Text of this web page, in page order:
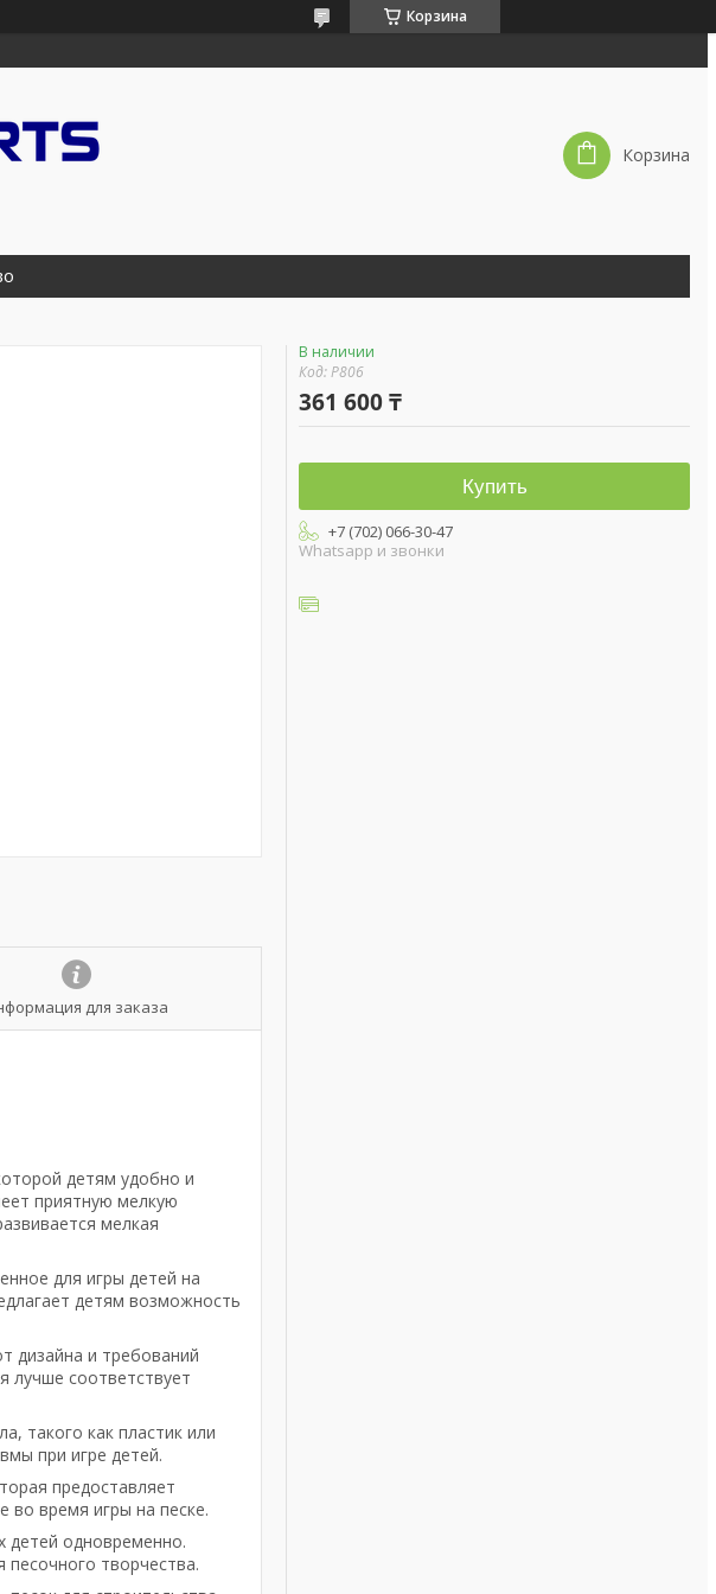
Корзина
Корзина
для заказа
детям удобно и
приятную мелкую
мелкая
для игры детей на
детям возможность
дизайна и требований
соответствует
такого как пластик или
при игре детей.
предоставляет
во время игры на песке.
детей одновременно.
песочного творчества.
В наличии
Код:P806
361 600 ₸
Купить
+7 (702) 066-30-47
Whatsapp и звонки